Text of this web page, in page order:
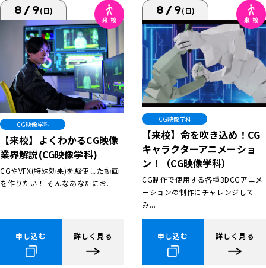
8/9(日)
CG映像学科
【来校】よくわかるCG映像
業界解説(CG映像学科)
CGやVFX(特殊効果)を駆使した動画
を作りたい！ そんなあなたにお...
申し込む 詳しく見る
8/9(日)
CG映像学科
【来校】命を吹き込め！CG
キャラクターアニメーショ
ン！（CG映像学科）
CG制作で使用する各種3DCGアニメ
ーションの制作にチャレンジして
み...
申し込む 詳しく見る